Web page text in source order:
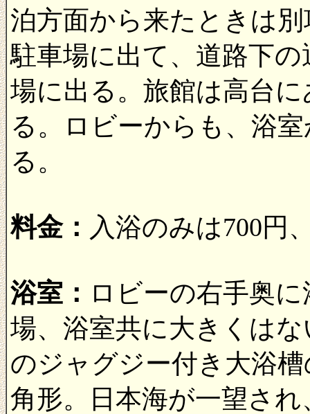
泊方面から来たときは
駐車場に出て、道路下
場に出る。旅館は高台
る。ロビーからも、浴
る。
料金： 入浴のみは700円
浴室： ロビーの右手奥
場、浴室共に大きくは
のジャグジー付き大浴
角形。日本海が一望さ